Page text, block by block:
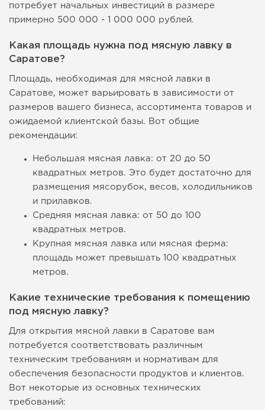
потребует начальных инвестиций в размере
примерно 500 000 - 1 000 000 рублей.
Какая площадь нужна под мясную лавку в
Саратове?
Площадь, необходимая для мясной лавки в
Саратове, может варьировать в зависимости от
размеров вашего бизнеса, ассортимента товаров и
ожидаемой клиентской базы. Вот общие
рекомендации:
Небольшая мясная лавка: от 20 до 50
квадратных метров. Это будет достаточно для
размещения мясорубок, весов, холодильников
и прилавков.
Средняя мясная лавка: от 50 до 100
квадратных метров.
Крупная мясная лавка или мясная ферма:
площадь может превышать 100 квадратных
метров.
Какие технические требования к помещению
под мясную лавку?
Для открытия мясной лавки в Саратове вам
потребуется соответствовать различным
техническим требованиям и нормативам для
обеспечения безопасности продуктов и клиентов.
Вот некоторые из основных технических
требований: